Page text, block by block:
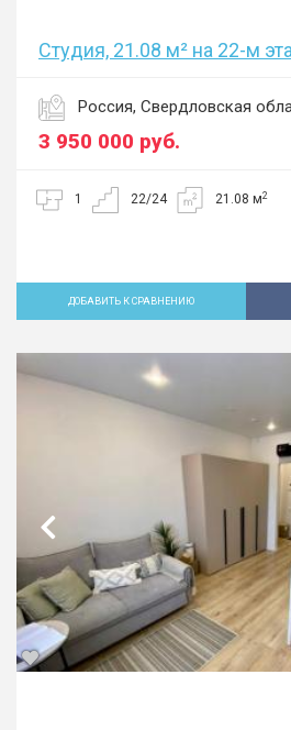
Студия, 21.08 м² на 22-м
Россия, Свердловская
3 950 000 руб.
1 22/24 21.08 м2
ДОБАВИТЬ К СРАВНЕНИЮ